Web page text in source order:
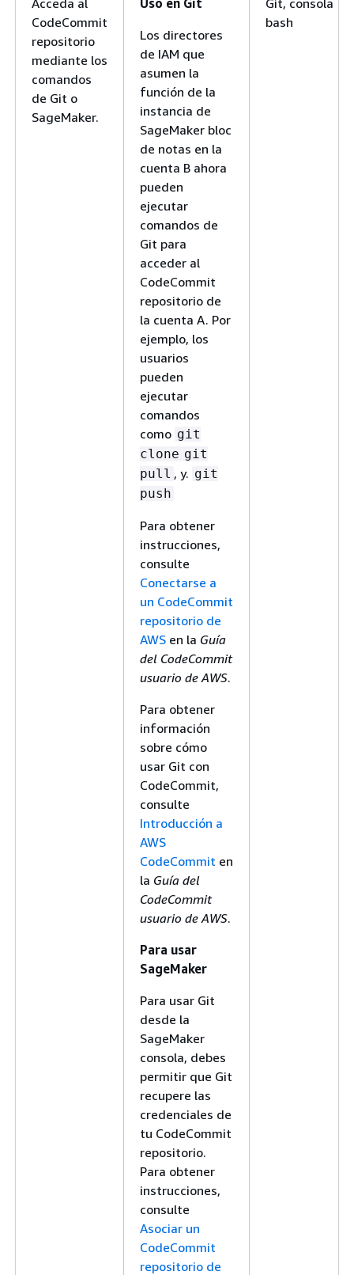
CodeCommit
repositorio
mediante los
comandos
de Git o
SageMaker.
Los directores
de IAM que
asumen la
función de la
instancia de
SageMaker bloc
de notas en la
cuenta B ahora
pueden
ejecutar
comandos de
Git para
acceder al
CodeCommit
repositorio de
la cuenta A. Por
ejemplo, los
usuarios
pueden
ejecutar
comandos
como git
clone git
pull , y. git
push
Para obtener
instrucciones,
consulte
Conectarse a
un CodeCommit
repositorio de
AWS en la Guía
del CodeCommit
usuario de AWS.
Para obtener
información
sobre cómo
usar Git con
CodeCommit,
consulte
Introducción a
AWS
CodeCommit en
la Guía del
CodeCommit
usuario de AWS.
Para usar
SageMaker
Para usar Git
desde la
SageMaker
consola, debes
permitir que Git
recupere las
credenciales de
tu CodeCommit
repositorio.
Para obtener
instrucciones,
consulte
Asociar un
CodeCommit
repositorio de
bash